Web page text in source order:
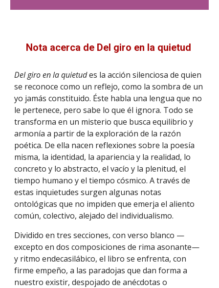
Nota acerca de Del giro en la quietud
Del giro en la quietudes la acción silenciosa de quien
se reconoce como un reflejo, como la sombra de un
yo jamás constituido. Éste habla una lengua que no
le pertenece, pero sabe lo que él ignora. Todo se
transforma en un misterio que busca equilibrio y
armonía a partir de la exploración de la razón
poética. De ella nacen reflexiones sobre la poesía
misma, la identidad, la apariencia y la realidad, lo
concreto y lo abstracto, el vacío y la plenitud, el
tiempo humano y el tiempo cósmico. A través de
estas inquietudes surgen algunas notas
ontológicas que no impiden que emerja el aliento
común, colectivo, alejado del individualismo.
Dividido en tres secciones, con verso blanco —
excepto en dos composiciones de rima asonante—
y ritmo endecasilábico, el libro se enfrenta, con
firme empeño, a las paradojas que dan forma a
nuestro existir, despojado de anécdotas o